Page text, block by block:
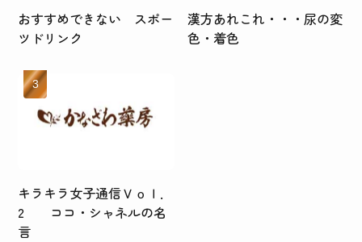
おすすめできない スポー
ツドリンク
漢方あれこれ・・・尿の変
色・着色
キラキラ女子通信Ｖｏｌ．
2 ココ・シャネルの名
言